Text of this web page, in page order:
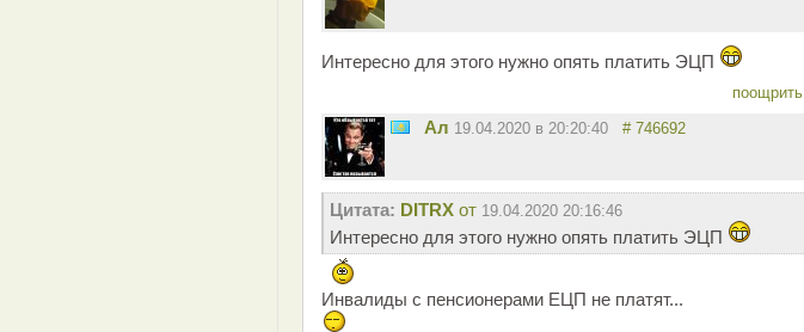
Интересно для этого нужно опять платить ЭЦП
поощрить
Ал 19.04.2020 в 20:20:40 # 746692
Цитата: DITRX от 19.04.2020 20:16:46
Интересно для этого нужно опять платить ЭЦП
Инвалиды с пенсионерами ЕЦП не платят...